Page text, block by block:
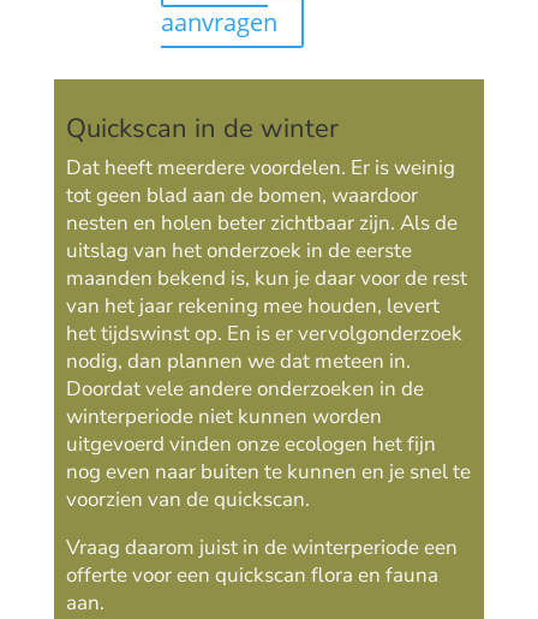
aanvragen
Quickscan in de winter
Dat heeft meerdere voordelen. Er is weinig
tot geen blad aan de bomen, waardoor
nesten en holen beter zichtbaar zijn. Als de
uitslag van het onderzoek in de eerste
maanden bekend is, kun je daar voor de rest
van het jaar rekening mee houden, levert
het tijdswinst op. En is er vervolgonderzoek
nodig, dan plannen we dat meteen in.
Doordat vele andere onderzoeken in de
winterperiode niet kunnen worden
uitgevoerd vinden onze ecologen het fijn
nog even naar buiten te kunnen en je snel te
voorzien van de quickscan.
Vraag daarom juist in de winterperiode een
offerte voor een quickscan flora en fauna
aan.